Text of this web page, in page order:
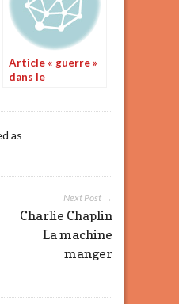
Article « guerre »
dans le
as
Next Post →
Charlie Chaplin
La machine
manger